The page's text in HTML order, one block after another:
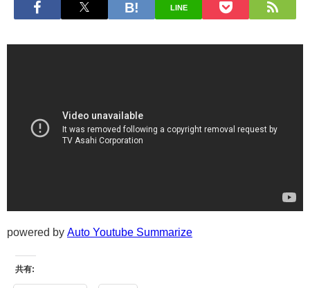
LINE
powered by Auto Youtube Summarize
共有: